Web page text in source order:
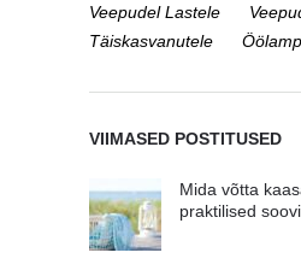
Veepudel Lastele
Täiskasvanutele
Öölamp
VIIMASED POSTITUSED
Mida võtta
praktilised